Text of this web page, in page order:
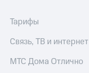
Программа
Тарифы
Связь, ТВ и интернет
МТС Дома Отлично